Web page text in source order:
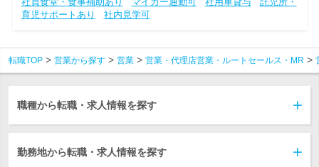
育児サポートあり
社内見学可
転職TOP 営業から探す 営業 営業・代理店営業・ルートセールス・MR
職種から転職・求人情報を探す
勤務地から転職・求人情報を探す